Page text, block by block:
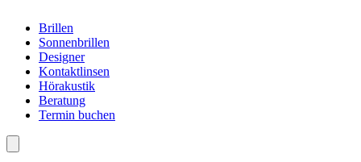
Brillen
Sonnenbrillen
Designer
Kontaktlinsen
Hörakustik
Beratung
Termin buchen